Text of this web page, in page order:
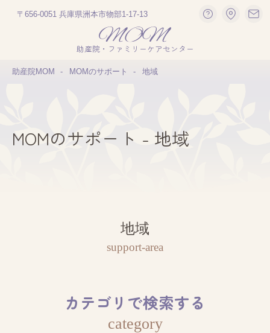
〒656-0051 兵庫県洲本市物部1-17-13
助産院・ファミリーケアセンター
助産院MOM MOMのサポート 地域
MOMのサポート - 地域
地域
support-area
カテゴリで検索する
category